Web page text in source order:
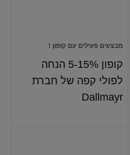
מבצעים פעילים עם קופון !
קופון 5-15% הנחה
לפולי קפה של חברת
Dallmayr